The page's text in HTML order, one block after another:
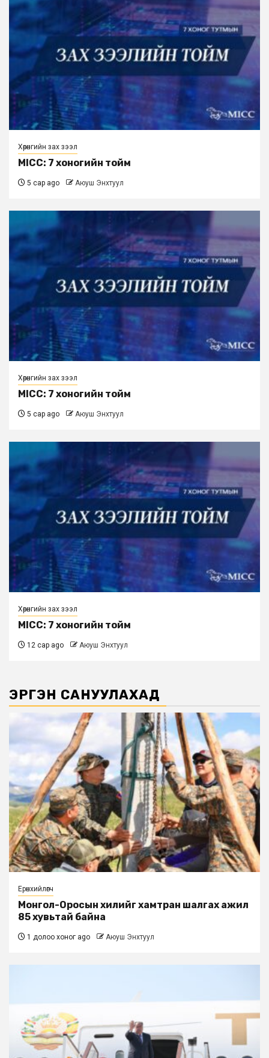
Хөрөнгийн зах зээл
MICC: 7 хоногийн тойм
5 сар ago Аюуш Энхтуул
Хөрөнгийн зах зээл
MICC: 7 хоногийн тойм
5 сар ago Аюуш Энхтуул
Хөрөнгийн зах зээл
MICC: 7 хоногийн тойм
12 сар ago Аюуш Энхтуул
ЭРГЭН САНУУЛАХАД
Ерөнхийлөгч
Монгол-Оросын хилийг хамтран шалгах ажил
85 хувьтай байна
1 долоо хоног ago Аюуш Энхтуул